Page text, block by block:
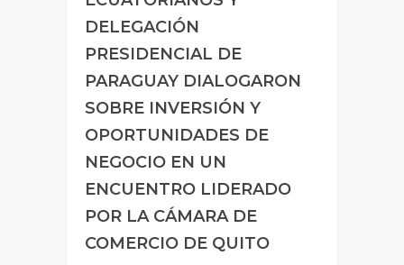
DELEGACIÓN
PRESIDENCIAL DE
PARAGUAY DIALOGARON
SOBRE INVERSIÓN Y
OPORTUNIDADES DE
NEGOCIO EN UN
ENCUENTRO LIDERADO
POR LA CÁMARA DE
COMERCIO DE QUITO